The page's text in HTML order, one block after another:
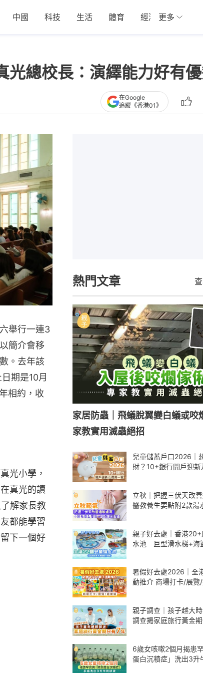
中國 科技 生活 體育 經濟 01深圳
更多
總校長：演繹能力好有
在Google
追蹤《香港01》
舉行一連3
簡介會移
。去年該
期是10月
相約，收
光小學，
真光的讀
解家長教
都能學習
下一個好
熱門文章
家居防蟲｜飛蟻脫翼變白蟻或
家教實用滅蟲絕招
兒童儲蓄戶口2026｜
財？10+銀行開戶迎
立秋｜把握三伏天改
醫教養生要點附2款湯
親子好去處｜香港
水池 巨型滑水梯+海
暑假好去處2026｜全
動推介 商場打卡/展覽
親子調查｜孩子越大
調查揭家庭旅行黃金
6歲女咳嗽2個月揭患
蛋白沉積症」洗出3升